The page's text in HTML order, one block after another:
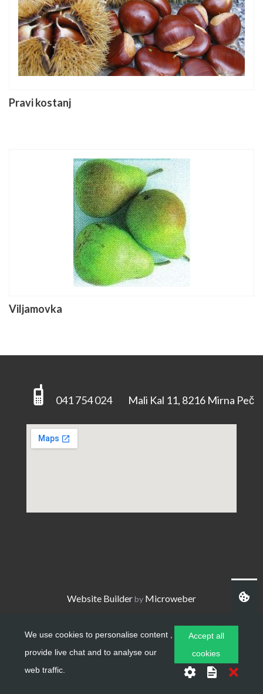
Pravi kostanj
Viljamovka
041 754 024 Mali Kal 11, 8216 Mirna Peč
Website Builderby Microweber
We use cookies to personalise content ,
provide live chat and to analyse our
web traffic.
Accept all
cookies